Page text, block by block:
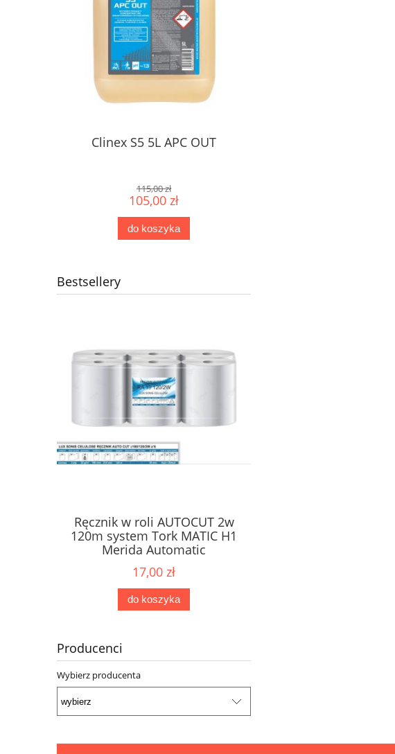
Clinex S5 5L APC OUT
115,00 zł
105,00 zł
do koszyka
Bestsellery
Ręcznik w roli AUTOCUT 2w
120m system Tork MATIC H1
Merida Automatic
17,00 zł
do koszyka
Producenci
Wybierz producenta